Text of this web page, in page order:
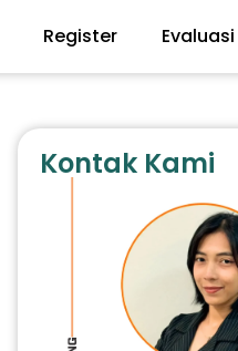
Register Evaluasi
Kontak Kami